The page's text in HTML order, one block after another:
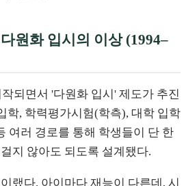
원화 입시의 이상 (1994–
되면서 '다원화 입시' 제도가 추진
학, 학력평가시험(학측), 대학 입학
여러 경로를 통해 학생들이 단 한
지 않아도 되도록 설계됐다.
랬다. 아이마다 재능이 다른데, 시